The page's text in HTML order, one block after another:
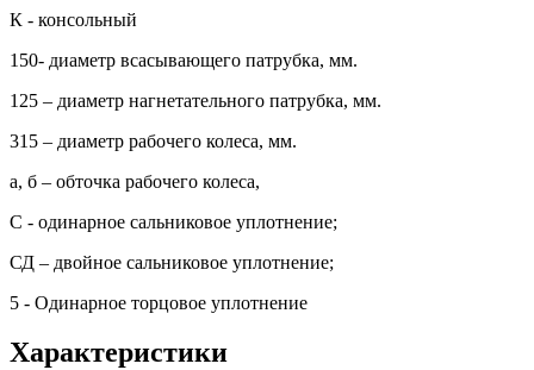
К - консольный
150- диаметр всасывающего патрубка, мм.
125 – диаметр нагнетательного патрубка, мм.
315 – диаметр рабочего колеса, мм.
а, б – обточка рабочего колеса,
С - одинарное сальниковое уплотнение;
СД – двойное сальниковое уплотнение;
5 - Одинарное торцовое уплотнение
Характеристики